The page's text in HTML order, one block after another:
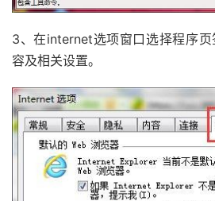
3、在internet选项窗口选择程序
容及相关设置。